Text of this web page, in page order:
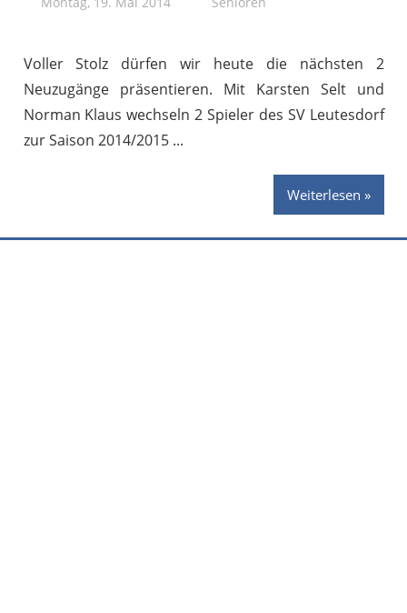
Voller Stolz dürfen wir heute die nächsten 2
Neuzugänge präsentieren. Mit Karsten Selt und
Norman Klaus wechseln 2 Spieler des SV Leutesdorf
zur Saison 2014/2015
Weiterlesen